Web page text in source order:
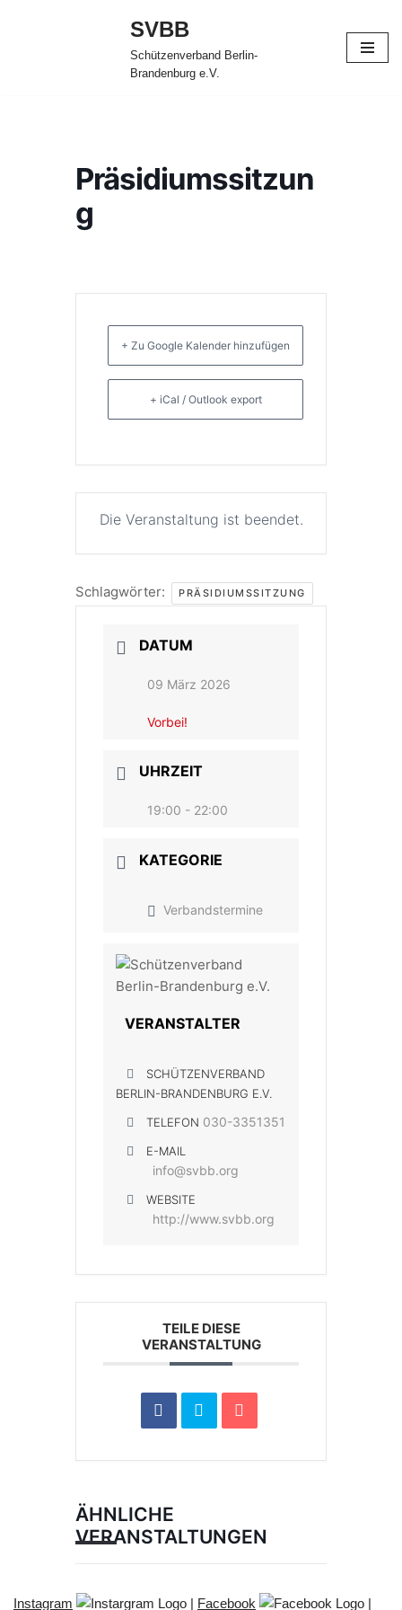
SVBB
Schützenverband Berlin-
Brandenburg e.V.
Präsidiumssitzun
g
+ Zu Google Kalender hinzufügen
+ iCal / Outlook export
Die Veranstaltung ist beendet.
Schlagwörter: PRÄSIDIUMSSITZUNG
DATUM
09 März 2026
Vorbei!
UHRZEIT
19:00 - 22:00
KATEGORIE
Verbandstermine
VERANSTALTER
SCHÜTZENVERBAND
BERLIN-BRANDENBURG E.V.
TELEFON 030-3351351
E-MAIL
info@svbb.org
WEBSITE
http://www.svbb.org
TEILE DIESE
VERANSTALTUNG
ÄHNLICHE
VERANSTALTUNGEN
Instagram | Facebook |